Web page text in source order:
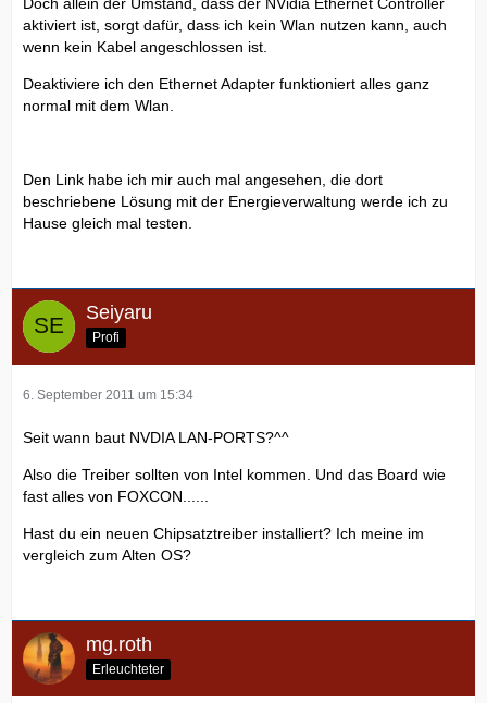
aktiviert ist, sorgt dafür, dass ich kein Wlan nutzen kann, auch
wenn kein Kabel angeschlossen ist.
Deaktiviere ich den Ethernet Adapter funktioniert alles ganz
normal mit dem Wlan.
Den Link habe ich mir auch mal angesehen, die dort
beschriebene Lösung mit der Energieverwaltung werde ich zu
Hause gleich mal testen.
Seiyaru
Profi
6. September 2011 um 15:34
Seit wann baut NVDIA LAN-PORTS?^^
Also die Treiber sollten von Intel kommen. Und das Board wie
fast alles von FOXCON......
Hast du ein neuen Chipsatztreiber installiert? Ich meine im
vergleich zum Alten OS?
mg.roth
Erleuchteter